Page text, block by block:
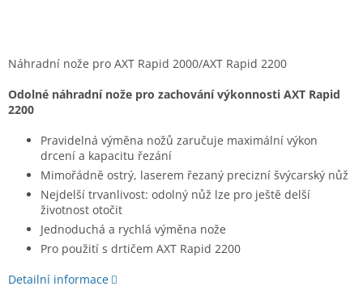
Náhradní nože pro AXT Rapid 2000/AXT Rapid 2200
Odolné náhradní nože pro zachování výkonnosti AXT Rapid
2200
Pravidelná výměna nožů zaručuje maximální výkon
drcení a kapacitu řezání
Mimořádně ostrý, laserem řezaný precizní švýcarský nůž
Nejdelší trvanlivost: odolný nůž lze pro ještě delší
životnost otočit
Jednoduchá a rychlá výměna nože
Pro použití s drtičem AXT Rapid 2200
Detailní informace